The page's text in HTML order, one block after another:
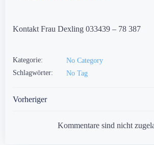
Kontakt Frau Dexling 033439 – 78 387
Kategorie:
No Category
Schlagwörter:
No Tag
Post
navigation
Vorheriger
Kommentare sind nicht